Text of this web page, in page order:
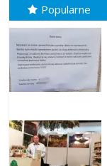
Popularne